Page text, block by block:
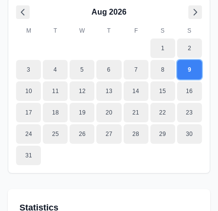
Aug 2026
M T W T F S S
1 2
3 4 5 6 7 8 9
10 11 12 13 14 15 16
17 18 19 20 21 22 23
24 25 26 27 28 29 30
31
Statistics